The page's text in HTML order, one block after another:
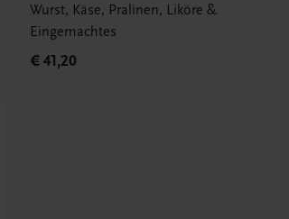
Wurst, Käse, Pralinen, Liköre &
Eingemachtes
€ 41,20